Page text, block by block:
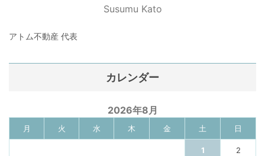
Susumu Kato
アトム不動産 代表
カレンダー
2026年8月
月 火 水 木 金 土 日
1 2